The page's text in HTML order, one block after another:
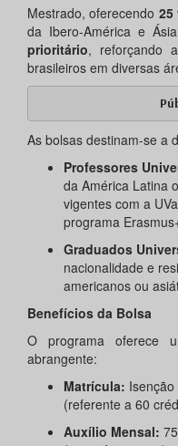
Mestrado, oferecendo 25
da Ibero-América e
prioritário, reforçando
brasileiros em diversas
As bolsas destinam-se a
Professores
da América Latina
vigentes com a
programa
Graduados
nacionalidade e
americanos ou
Benefícios da Bolsa
O programa oferece
abrangente:
Matrícula:
(referente a 60
Auxílio Mensal: